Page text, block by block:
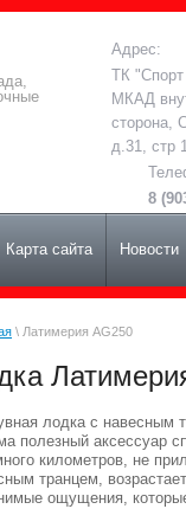
Адрес:
ТК
МКАД
сторона,
д.31, стр
8
Карта сайта Новости
\ Латимерия AG250
лодка с навесным
полезный аксессуар
километров, не
транцем,
ощущения,